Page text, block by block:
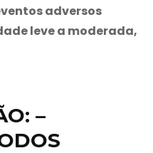
adversos
leve a moderada,
–